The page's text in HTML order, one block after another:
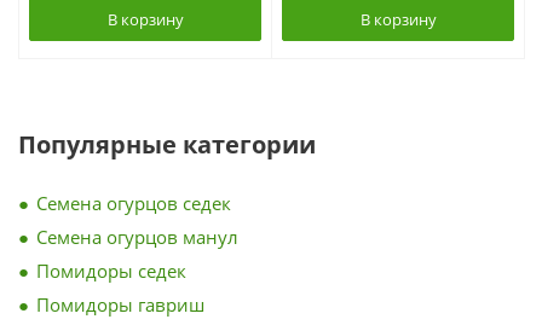
В корзину В корзину
Популярные категории
Семена огурцов седек
Семена огурцов манул
Помидоры седек
Помидоры гавриш